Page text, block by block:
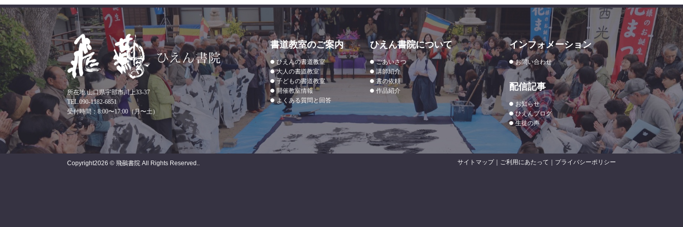
所在地 山口県宇部市川上33-37
TEL.090-1182-6851
受付時間：8:00〜17:00（月〜土）
書道教室のご案内
ひえんの書道教室
大人の書道教室
子どもの書道教室
開催教室情報
よくある質問と回答
ひえん書院について
ごあいさつ
講師紹介
書の依頼
作品紹介
インフォメーション
お問い合わせ
配信記事
お知らせ
ひえんブログ
生徒の声
Copyright2026 © 飛䴏書院 All Rights Reserved.. サイトマップ｜ ご利用にあたって プライバシーポリシー